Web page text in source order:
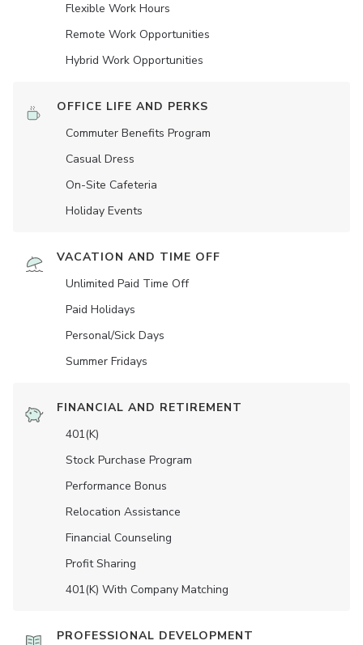
Flexible Work Hours
Remote Work Opportunities
Hybrid Work Opportunities
OFFICE LIFE AND PERKS
Commuter Benefits Program
Casual Dress
On-Site Cafeteria
Holiday Events
VACATION AND TIME OFF
Unlimited Paid Time Off
Paid Holidays
Personal/Sick Days
Summer Fridays
FINANCIAL AND RETIREMENT
401(K)
Stock Purchase Program
Performance Bonus
Relocation Assistance
Financial Counseling
Profit Sharing
401(K) With Company Matching
PROFESSIONAL DEVELOPMENT